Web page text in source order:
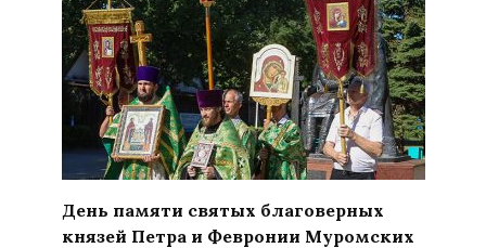
День памяти святых благоверных
князей Петра и Февронии Муромских